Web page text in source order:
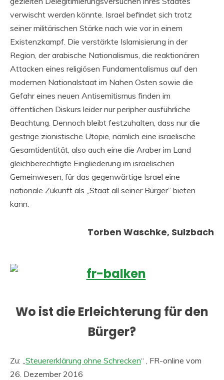
verwischt werden könnte. Israel befindet sich trotz
seiner militärischen Stärke nach wie vor in einem
Existenzkampf. Die verstärkte Islamisierung in der
Region, der arabische Nationalismus, die reaktionären
Attacken eines religiösen Fundamentalismus auf den
modernen Nationalstaat im Nahen Osten sowie die
Gefahr eines neuen Antisemitismus finden im
öffentlichen Diskurs leider nur peripher ausführliche
Beachtung. Dennoch bleibt festzuhalten, dass nur die
gestrige zionistische Utopie, nämlich eine israelische
Gesamtidentität, also auch eine die Araber im Land
gleichberechtigte Eingliederung im israelischen
Gemeinwesen, für das gegenwärtige Israel eine
nationale Zukunft als „Staat all seiner Bürger“ bieten
kann.
Torben Waschke, Sulzbach
Wo ist die Erleichterung für den
Bürger?
Zu: „Steuererklärung ohne Schrecken“ , FR-online vom
26. Dezember 2016